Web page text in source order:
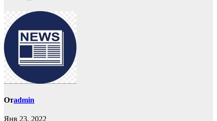
Отadmin
Янв 23, 2022